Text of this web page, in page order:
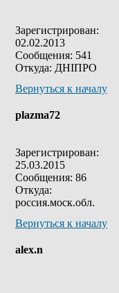
Зарегистрирован:
02.02.2013
Сообщения: 541
Откуда: ДНIПРО
Вернуться к началу
plazma72
Зарегистрирован:
25.03.2015
Сообщения: 86
Откуда:
россия.моск.обл.
Вернуться к началу
alex.n